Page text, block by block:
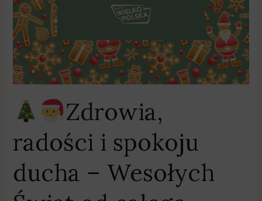
Zdrowia,
radości i spokoju
ducha – Wesołych
od
całego
zespołu
Radia
Wielkopolska